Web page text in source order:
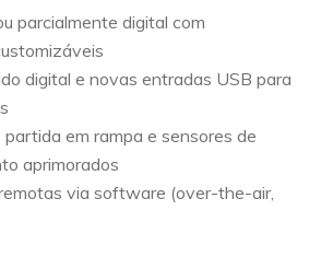
parcialmente digital com
digital e novas entradas USB para
em rampa e sensores de
aprimorados
via software (over-the-air,